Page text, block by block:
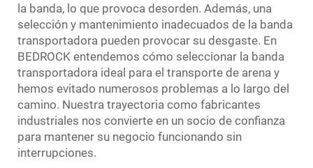
la banda, lo que provoca desorden. Además, una
selección y mantenimiento inadecuados de la banda
transportadora pueden provocar su desgaste. En
BEDROCK entendemos cómo seleccionar la banda
transportadora ideal para el transporte de arena y
hemos evitado numerosos problemas a lo largo del
camino. Nuestra trayectoria como fabricantes
industriales nos convierte en un socio de confianza
para mantener su negocio funcionando sin
interrupciones.